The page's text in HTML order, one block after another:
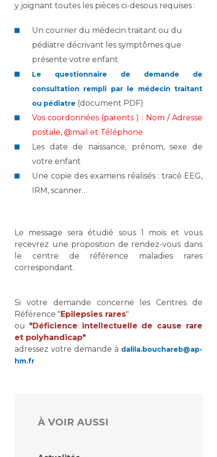
Livret d'accueil
Salon des familles
Transports sanitaires
Vos droits, vos devoirs
Handicap
Handi 13
Pôle Médecine Physique et Réadaptation
Accueil sourds et malentendants
Charte Romain Jacob
Mouvement Parcours Handicap 13
Cancer
Maladies rares
Maternité Hôpital Nord
La Commission Des Usagers (CDU)
La recherche clinique à l'AP-HM
Les structures de recherche
Écoles et Instituts de Formation
Plateforme des internes
Professionnels de santé
Adresser un patient
Réseaux de soins
Adresser un examen au Laboratoire de Biologie
Les pôles d'activité médicale
Anatomie et Cytologie Pathologiques
Adresser un examen au Laboratoire d'Infectiologie
Presse / Multimédia
Communiqués de presse
Fournisseurs
y joignant toutes les pièces ci-desous requises :
Un courrier du médecin traitant ou du
pédiatre décrivant les symptômes que
présente votre enfant
Le questionnaire de demande de
consultation rempli par le médecin traitant
ou pédiatre (document PDF)
Vos coordonnées (parents ) : Nom / Adresse
postale, @mail et Téléphone
Les date de naissance, prénom, sexe de
votre enfant
Une copie des examens réalisés : tracé EEG,
IRM, scanner…
Le message sera étudié sous 1 mois et vous
recevrez une proposition de rendez-vous dans
le centre de référence maladies rares
correspondant.
Si votre demande concerne les Centres de
Référence "Epilepsies rares"
ou "Déficience intellectuelle de cause rare
et polyhandicap"
adressez votre demande à dalila.bouchareb@ap-
hm.fr
À VOIR AUSSI